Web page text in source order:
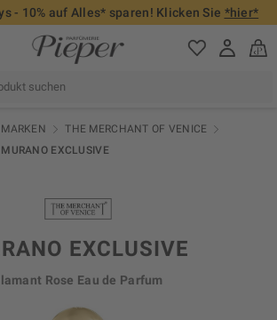
- 10% auf Alles* sparen! Klicken Sie *hier*
MARKEN
THE MERCHANT OF VENICE
MURANO EXCLUSIVE
EXCLUSIVE
Rose Eau de Parfum